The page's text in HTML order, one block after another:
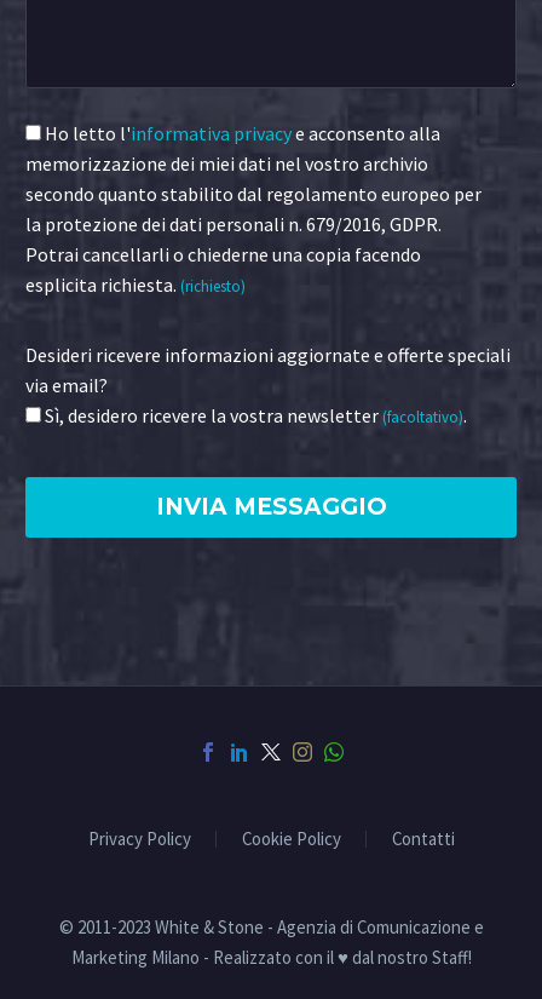
Ho letto l'informativa privacye acconsento alla
memorizzazione dei miei dati nel vostro archivio
secondo quanto stabilito dal regolamento europeo per
la protezione dei dati personali n. 679/2016, GDPR.
Potrai cancellarli o chiederne una copia facendo
esplicita richiesta. (richiesto)
Desideri ricevere informazioni aggiornate e offerte speciali
via email?
Sì, desidero ricevere la vostra newsletter(facoltativo).
Privacy Policy Cookie Policy Contatti
© 2011-2023 White & Stone - Agenzia di Comunicazione e
Marketing Milano - Realizzato con il ♥ dal nostro Staff!